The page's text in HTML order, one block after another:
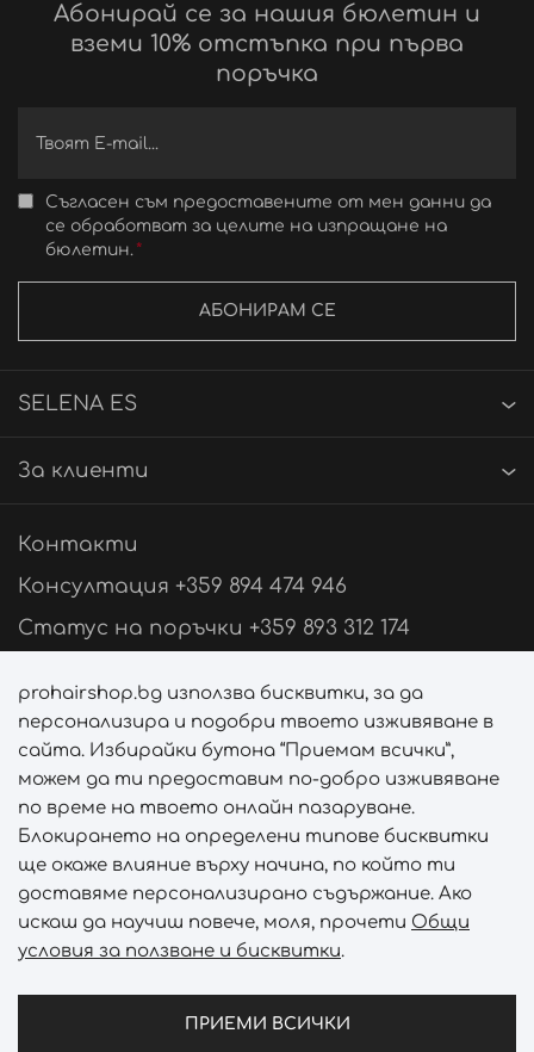
Абонирай се за нашия бюлетин и
вземи 10% отстъпка при първа
поръчка
Съгласен съм предоставените от мен данни да
се обработват за целите на изпращане на
бюлетин.
АБОНИРАМ СЕ
SELENA ES
За клиенти
Контакти
Консултация +359 894 474 946
Статус на поръчки +359 893 312 174
Последвай ни
Начини на плащане
Начини на доставка
prohairshop.bg използва бисквитки, за да
персонализира и подобри твоето изживяване в
сайта. Избирайки бутона “Приемам всички”,
можем да ти предоставим по-добро изживяване
по време на твоето онлайн пазаруване.
Блокирането на определени типове бисквитки
ще окаже влияние върху начина, по който ти
доставяме персонализирано съдържание. Ако
искаш да научиш повече, моля, прочети Общи
условия за ползване и бисквитки.
ПРИЕМИ ВСИЧКИ